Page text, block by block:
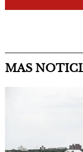
MAS